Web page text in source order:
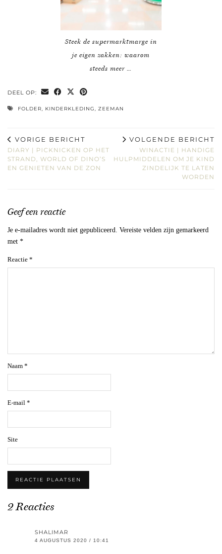
Steek de supermarktmarge in
je eigen zakken: waarom
steeds meer …
DEEL OP:
FOLDER, KINDERKLEDING, ZEEMAN
VORIGE BERICHT
DIARY | PICKNICKEN OP HET
STRAND, WORLD OF DINO’S
EN GENIETEN VAN DE ZON
VOLGENDE BERICHT
WINACTIE | HANDIGE
HULPMIDDELEN OM JE KIND
ZINDELIJK TE LATEN
WORDEN
Geef een reactie
Je e-mailadres wordt niet gepubliceerd. Vereiste velden zijn gemarkeerd
met *
Reactie *
Naam *
E-mail *
Site
2 Reacties
SHALIMAR
4 AUGUSTUS 2020 / 10:41